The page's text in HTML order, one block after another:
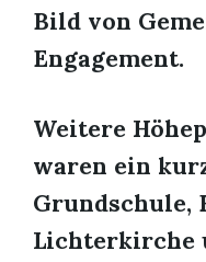
Bild von
Engagement.
Weitere
waren ein
Grundschule,
Lichterkirche